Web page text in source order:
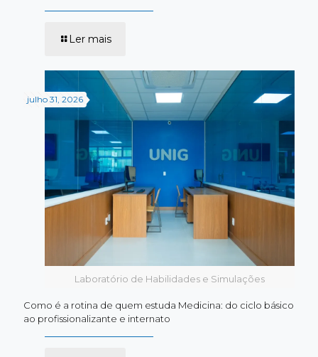
Ler mais-
e
10
mil
pacientes
por
a
estrutura
da
Odontologia
da
UNIG
Laboratório de Habilidades e Simulações
julho 31, 2026
Como é a rotina de quem estuda Medicina: do ciclo básico
ao profissionalizante e internato